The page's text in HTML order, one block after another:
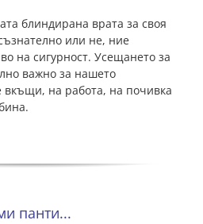
блиндирана врата за своя
или не, ние
на сигурност. Усещането за
важно за нашето
вкъщи, на работа, на почивка
панти...